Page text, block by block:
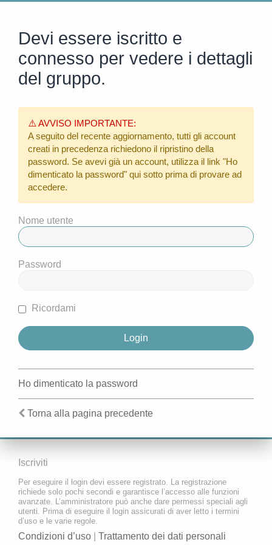
Devi essere iscritto e
connesso per vedere i dettagli
del gruppo.
⚠️ AVVISO IMPORTANTE:
A seguito del recente aggiornamento, tutti gli account
creati in precedenza richiedono il ripristino della
password. Se avevi già un account, utilizza il link "Ho
dimenticato la password" qui sotto prima di provare ad
accedere.
Nome utente
Password
Ricordami
Ho dimenticato la password
Torna alla pagina precedente
Iscriviti
Per eseguire il login devi essere registrato. La registrazione
richiede solo pochi secondi e garantisce l’accesso alle funzioni
avanzate. L’amministratore può anche dare permessi speciali agli
utenti. Prima di eseguire il login assicurati di aver letto i termini
d’uso e le varie regole.
Condizioni d’uso Trattamento dei dati personali